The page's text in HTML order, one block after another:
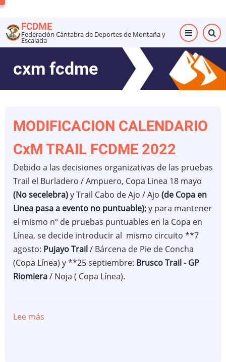
al
contenido
principal
FCDME
Federación Cántabra de Deportes de Montaña y
Escalada
cxm fcdme
MODIFICACION CALENDARIO
CxM TRAIL FCDME 2022
Debido a las decisiones organizativas de las pruebas
Trail el Burladero / Ampuero, Copa Linea 18 mayo
(No secelebra)y Trail Cabo de Ajo / Ajo (de Copa en
Linea pasa a evento no puntuable);y para mantener
el mismo nº de pruebas puntuables en la Copa en
Línea, se decide introducir al mismo circuito **7
agosto: Pujayo Trail/ Bárcena de Pie de Concha
(Copa Línea) y **25 septiembre: Brusco Trail - GP
Riomiera/ Noja ( Copa Línea).
Lee más